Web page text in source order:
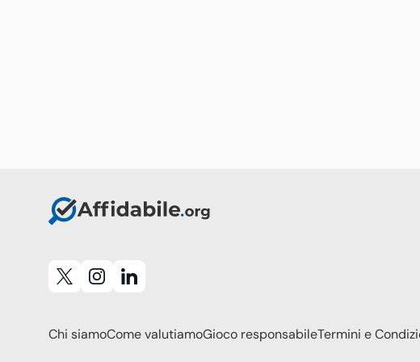
Chi siamoCome valutiamoGioco responsabileTermini e